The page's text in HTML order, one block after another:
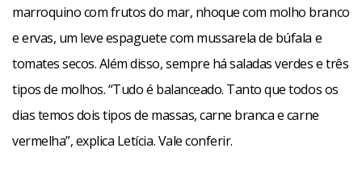
marroquino com frutos do mar, nhoque com molho branco
e ervas, um leve espaguete com mussarela de búfala e
tomates secos. Além disso, sempre há saladas verdes e três
tipos de molhos. “Tudo é balanceado. Tanto que todos os
dias temos dois tipos de massas, carne branca e carne
vermelha”, explica Letícia. Vale conferir.